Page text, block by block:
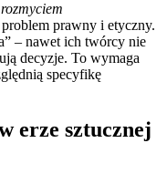
rozmyciem
prawny i etyczny.
– nawet ich twórcy nie
decyzje. To wymaga
specyfikę
erze sztucznej